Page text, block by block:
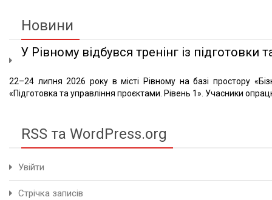
Новини
У Рівному відбувся тренінг із підготовки
22–24 липня 2026 року в місті Рівному на базі простору
«Підготовка та управління проєктами. Рівень 1». Учасники
RSS та WordPress.org
Увійти
Стрічка записів